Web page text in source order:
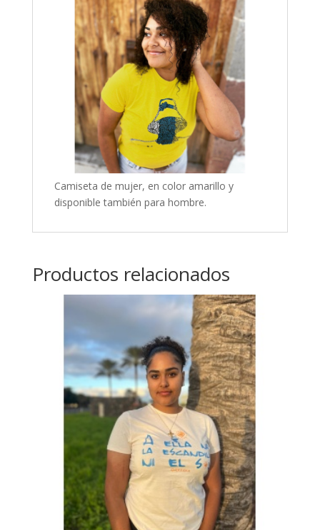
Camiseta de mujer, en color amarillo y
disponible también para hombre.
Productos relacionados